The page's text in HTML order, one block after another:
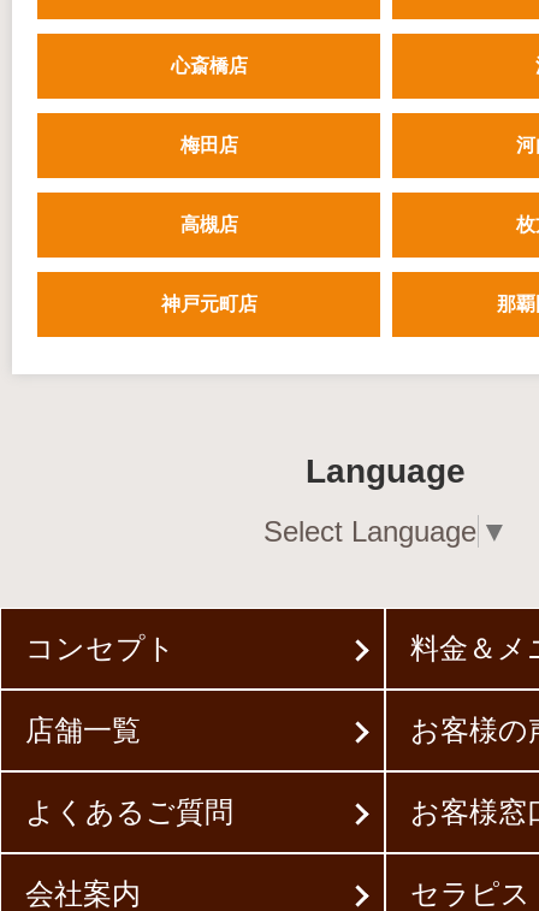
心斎橋店
梅田店 河
高槻店 枚
神戸元町店 那
Language
Select Language ▼
コンセプト 料金＆メ
店舗一覧 お客様の
よくあるご質問 お客様窓
会社案内 セラピス